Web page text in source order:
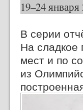
19–24 января
В серии
На сладкое
мест и по
из